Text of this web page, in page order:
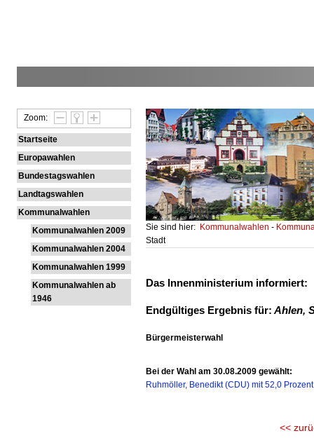
Zoom:
Startseite
Europawahlen
Bundestagswahlen
Landtagswahlen
Kommunalwahlen
Kommunalwahlen 2009
Kommunalwahlen 2004
Kommunalwahlen 1999
Kommunalwahlen ab
1946
Sie sind hier: Kommunalwahlen-
Stadt
Das Innenministerium informiert:
Endgültiges Ergebnis für: Ahlen,
Bürgermeisterwahl
Bei der Wahl am 30.08.2009 gewählt:
Ruhmöller, Benedikt (CDU) mit 52,0
<<